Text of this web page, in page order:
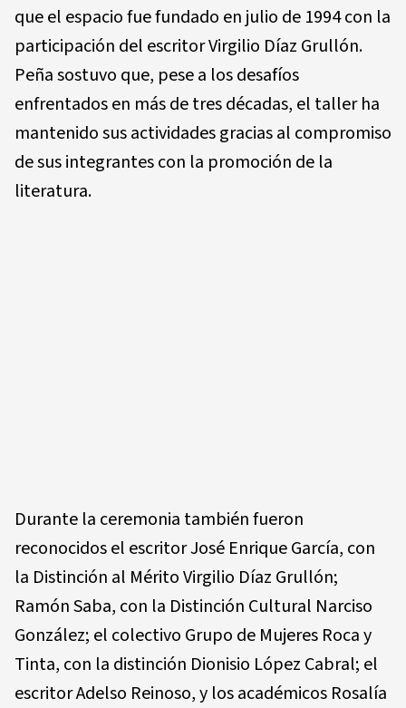
que el espacio fue fundado en julio de 1994 con la
participación del escritor Virgilio Díaz Grullón.
Peña sostuvo que, pese a los desafíos
enfrentados en más de tres décadas, el taller ha
mantenido sus actividades gracias al compromiso
de sus integrantes con la promoción de la
literatura.
Durante la ceremonia también fueron
reconocidos el escritor José Enrique García, con
la Distinción al Mérito Virgilio Díaz Grullón;
Ramón Saba, con la Distinción Cultural Narciso
González; el colectivo Grupo de Mujeres Roca y
Tinta, con la distinción Dionisio López Cabral; el
escritor Adelso Reinoso, y los académicos Rosalía